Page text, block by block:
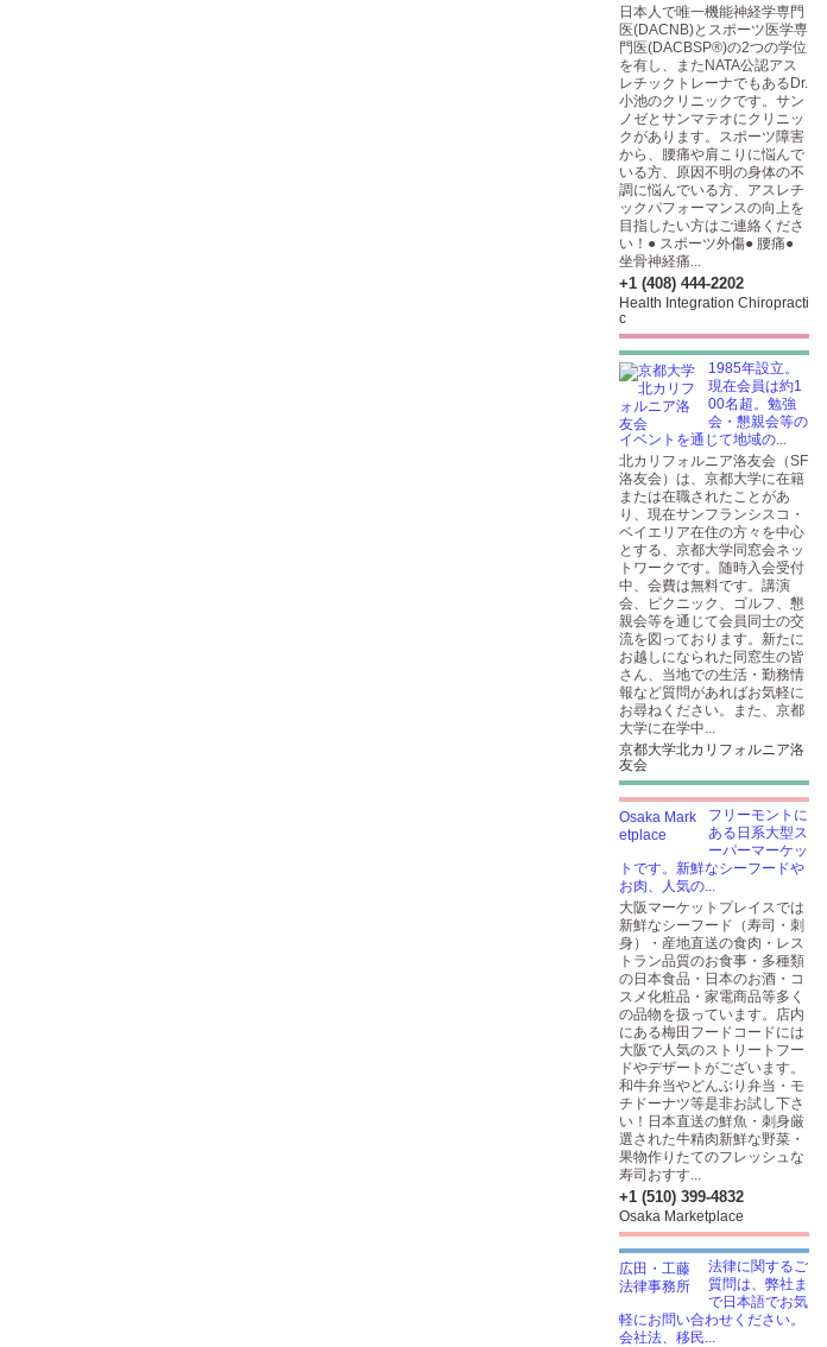
日本人で唯一機能神経学専門
医(DACNB)とスポーツ医学専
門医(DACBSP®)の2つの学位
を有し、またNATA公認アス
レチックトレーナでもあるDr.
小池のクリニックです。サン
ノゼとサンマテオにクリニッ
クがあります。スポーツ障害
から、腰痛や肩こりに悩んで
いる方、原因不明の身体の不
調に悩んでいる方、アスレチ
ックパフォーマンスの向上を
目指したい方はご連絡くださ
い！● スポーツ外傷● 腰痛●
坐骨神経痛...
+1 (408) 444-2202
Health Integration Chiropracti
c
1985年設立。
現在会員は約1
00名超。勉強
会・懇親会等の
イベントを通じて地域の...
北カリフォルニア洛友会（SF
洛友会）は、京都大学に在籍
または在職されたことがあ
り、現在サンフランシスコ・
ベイエリア在住の方々を中心
とする、京都大学同窓会ネッ
トワークです。随時入会受付
中、会費は無料です。講演
会、ピクニック、ゴルフ、懇
親会等を通じて会員同士の交
流を図っております。新たに
お越しになられた同窓生の皆
さん、当地での生活・勤務情
報など質問があればお気軽に
お尋ねください。また、京都
大学に在学中...
京都大学北カリフォルニア洛
友会
フリーモントに
ある日系大型ス
ーパーマーケッ
トです。新鮮なシーフードや
お肉、人気の...
大阪マーケットプレイスでは
新鮮なシーフード（寿司・刺
身）・産地直送の食肉・レス
トラン品質のお食事・多種類
の日本食品・日本のお酒・コ
スメ化粧品・家電商品等多く
の品物を扱っています。店内
にある梅田フードコードには
大阪で人気のストリートフー
ドやデザートがございます。
和牛弁当やどんぶり弁当・モ
チドーナツ等是非お試し下さ
い！日本直送の鮮魚・刺身厳
選された牛精肉新鮮な野菜・
果物作りたてのフレッシュな
寿司おすす...
+1 (510) 399-4832
Osaka Marketplace
法律に関するご
質問は、弊社ま
で日本語でお気
軽にお問い合わせください。
会社法、移民...